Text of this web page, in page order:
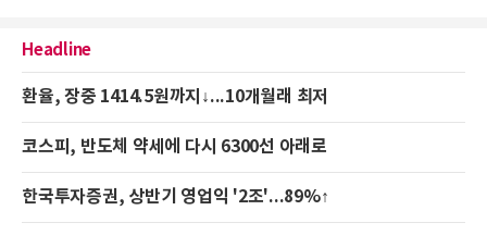
Headline
환율, 장중 1414.5원까지↓...10개월래 최저
코스피, 반도체 약세에 다시 6300선 아래로
한국투자증권, 상반기 영업익 '2조'...89%↑